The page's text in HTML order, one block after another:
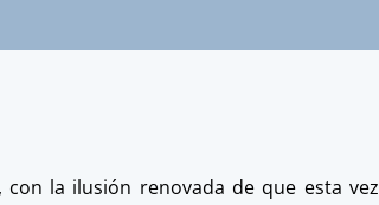
la ilusión renovada de que esta